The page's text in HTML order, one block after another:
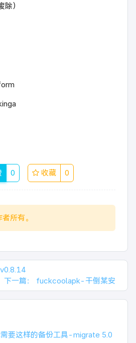
）
0 收藏 0
所有。
下一篇：
fuckcoolapk-干倒某安
要这样的备份工具-migrate 5.0